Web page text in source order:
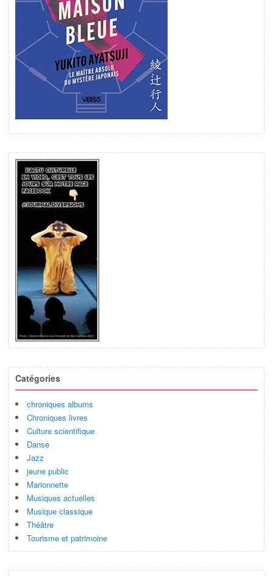
Catégories
chroniques albums
Chroniques livres
Culture scientifique
Danse
Jazz
jeune public
Marionnette
Musiques actuelles
Musique classique
Théâtre
Tourisme et patrimoine